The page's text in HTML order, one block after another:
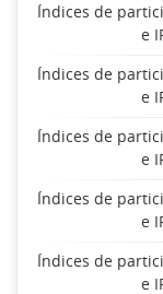
Índices de
e
Índices de
e
Índices de
e
Índices de
e
Índices de
e